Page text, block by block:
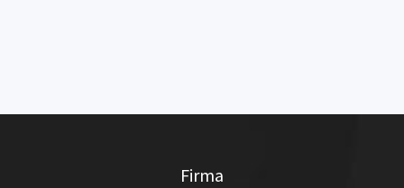
Firma